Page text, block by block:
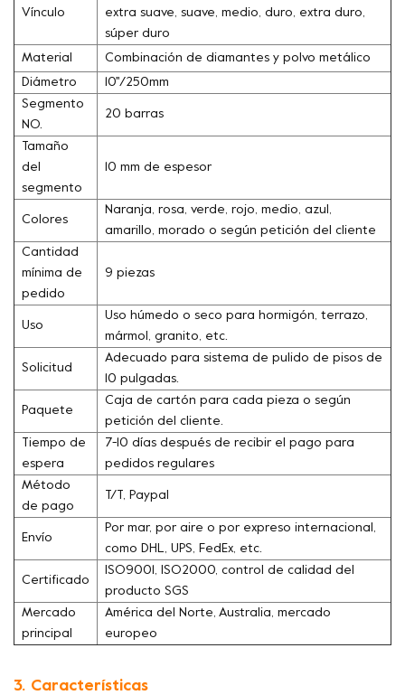
Vínculo
extra suave, suave, medio, duro, extra duro,
súper duro
Material Combinación de diamantes y polvo metálico
Diámetro
10''/250mm
Segmento
NO.
20 barras
Tamaño
del
segmento
10 mm de espesor
Colores
Naranja, rosa, verde, rojo, medio, azul,
amarillo, morado o según petición del cliente
Cantidad
mínima de
pedido
9 piezas
Uso
Uso húmedo o seco para hormigón, terrazo,
mármol, granito, etc.
Solicitud
Adecuado para sistema de pulido de pisos de
10 pulgadas.
Paquete
Caja de cartón para cada pieza o según
petición del cliente.
Tiempo de
espera
7-10 días después de recibir el pago para
pedidos regulares
Método
de pago
T/T, Paypal
Envío
Por mar, por aire o por expreso internacional,
como DHL, UPS, FedEx, etc.
Certificado
ISO9001, ISO2000, control de calidad del
producto SGS
Mercado
principal
América del Norte, Australia, mercado
europeo
3. Características